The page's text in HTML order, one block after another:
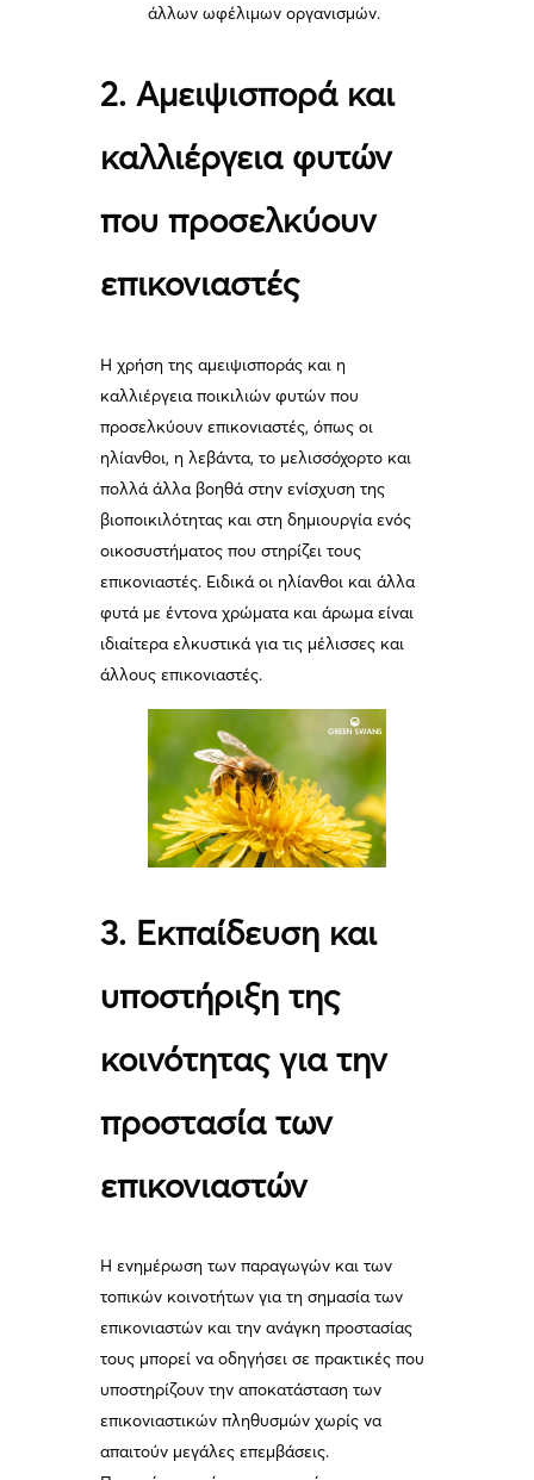
άλλων ωφέλιμων οργανισμών.
2. Αμειψισπορά και
καλλιέργεια φυτών
που προσελκύουν
επικονιαστές
Η χρήση της αμειψισποράς και η
καλλιέργεια ποικιλιών φυτών που
προσελκύουν επικονιαστές, όπως οι
ηλίανθοι, η λεβάντα, το μελισσόχορτο και
πολλά άλλα βοηθά στην ενίσχυση της
βιοποικιλότητας και στη δημιουργία ενός
οικοσυστήματος που στηρίζει τους
επικονιαστές. Ειδικά οι ηλίανθοι και άλλα
φυτά με έντονα χρώματα και άρωμα είναι
ιδιαίτερα ελκυστικά για τις μέλισσες και
άλλους επικονιαστές.
3. Εκπαίδευση και
υποστήριξη της
κοινότητας για την
προστασία των
επικονιαστών
Η ενημέρωση των παραγωγών και των
τοπικών κοινοτήτων για τη σημασία των
επικονιαστών και την ανάγκη προστασίας
τους μπορεί να οδηγήσει σε πρακτικές που
υποστηρίζουν την αποκατάσταση των
επικονιαστικών πληθυσμών χωρίς να
απαιτούν μεγάλες επεμβάσεις.